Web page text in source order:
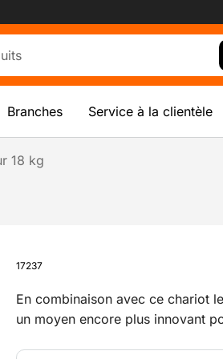
Branches Service à la clientèle
18 kg
17237
En combinaison avec ce chariot
un moyen encore plus innovant